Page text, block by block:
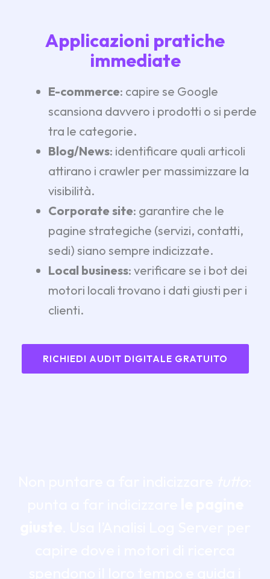
Applicazioni pratiche
immediate
E-commerce: capire se Google
scansiona davvero i prodotti o si perde
tra le categorie.
Blog/News: identificare quali articoli
attirano i crawler per massimizzare la
visibilità.
Corporate site: garantire che le
pagine strategiche (servizi, contatti,
sedi) siano sempre indicizzate.
Local business: verificare se i bot dei
motori locali trovano i dati giusti per i
clienti.
RICHIEDI AUDIT DIGITALE GRATUITO